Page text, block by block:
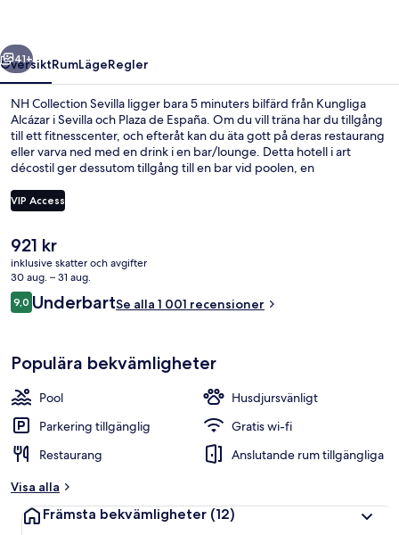
Nästa
41+
ÖversiktRumLägeRegler
NH Collection Sevilla ligger bara 5 minuters bilfärd från Kungliga
Alcázar i Sevilla och Plaza de España. Om du vill träna har du tillgång
till ett fitnesscenter, och efteråt kan du äta gott på deras restaurang
eller varva ned med en drink i en bar/lounge. Detta hotell i art
décostil ger dessutom tillgång till en bar vid poolen, en
talar mycket väl om den hjälpsamma personalen. Boendet ligger
bara en kort promenad från kollektivtrafik. Till San Bernardo
VIP Access
Det
nuvarande
priset
är
921 kr
921 kr
inklusive skatter och avgifter
30 aug. – 31 aug.
Recensioner
9,09,0 av 10,
UnderbartSe alla 1 001 recensioner
Populära bekvämligheter
Pool
Husdjursvänligt
Parkering tillgänglig
Gratis wi-fi
Restaurang
Anslutande rum tillgängliga
Visa alla
Främsta bekvämligheter (12)